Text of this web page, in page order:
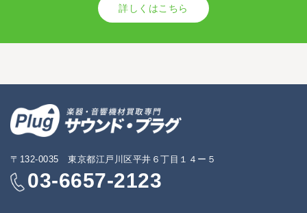
詳しくはこちら
〒132-0035 東京都江戸川区平井６丁目１４ー５
03-6657-2123